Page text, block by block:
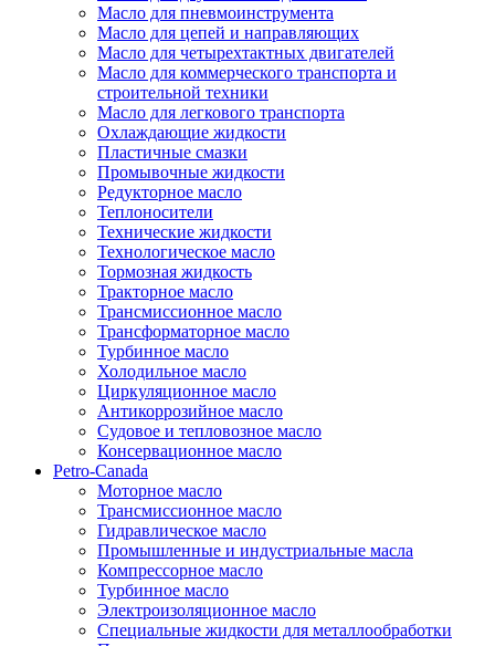
Масло для пневмоинструмента
Масло для цепей и направляющих
Масло для четырехтактных двигателей
Масло для коммерческого транспорта и
строительной техники
Масло для легкового транспорта
Охлаждающие жидкости
Пластичные смазки
Промывочные жидкости
Редукторное масло
Теплоносители
Технические жидкости
Технологическое масло
Тормозная жидкость
Тракторное масло
Трансмиссионное масло
Трансформаторное масло
Турбинное масло
Холодильное масло
Циркуляционное масло
Антикоррозийное масло
Судовое и тепловозное масло
Консервационное масло
Petro-Canada
Моторное масло
Трансмиссионное масло
Гидравлическое масло
Промышленные и индустриальные масла
Компрессорное масло
Турбинное масло
Электроизоляционное масло
Специальные жидкости для металлообработки